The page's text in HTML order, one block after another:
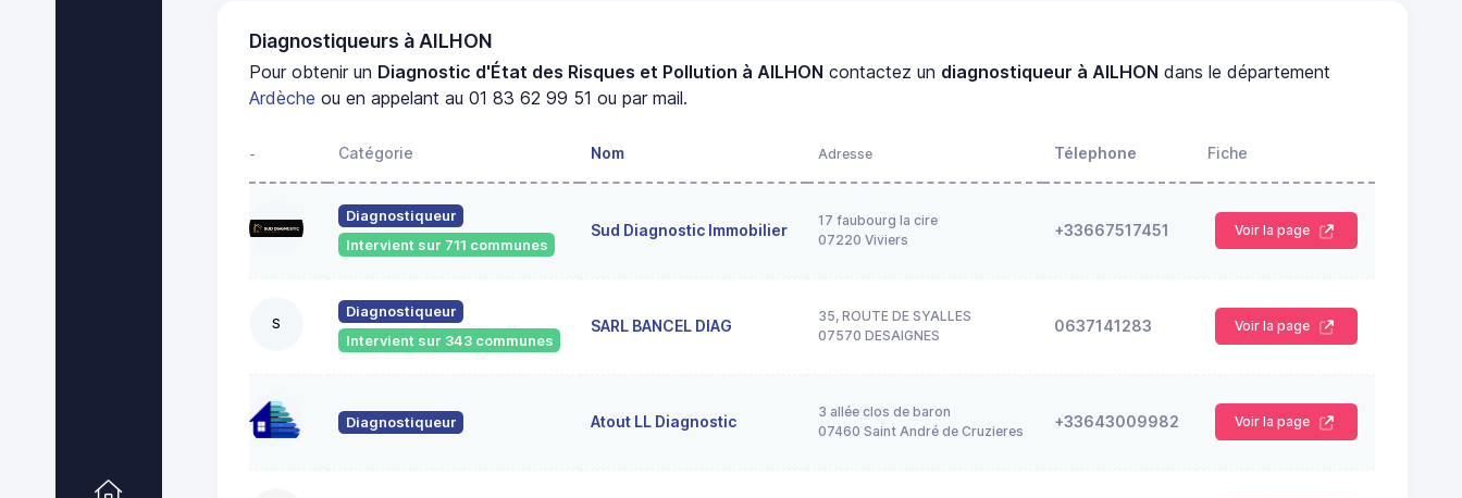
Diagnostiqueurs à AILHON
Pour obtenir un Diagnostic d'État des Risques et Pollution à AILHON contactez un diagnostiqueur à AILHON dans le département
Ardèche ou en appelant au 01 83 62 99 51 ou par mail.
- Catégorie Nom Adresse Télephone Fiche
Diagnostiqueur
Intervient sur 711 communes
Sud Diagnostic Immobilier
17 faubourg la cire
07220 Viviers
+33667517451 Voir la page
S
Diagnostiqueur
Intervient sur 343 communes
SARL BANCEL DIAG
35, ROUTE DE SYALLES
07570 DESAIGNES
0637141283 Voir la page
Diagnostiqueur Atout LL Diagnostic
3 allée clos de baron
07460 Saint André de Cruzieres
+33643009982 Voir la page